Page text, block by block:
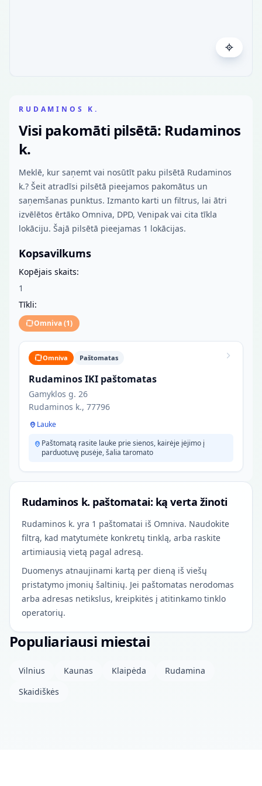
RUDAMINOS K.
Visi pakomāti pilsētā: Rudaminos
k.
Meklē, kur saņemt vai nosūtīt paku pilsētā Rudaminos
k.? Šeit atradīsi pilsētā pieejamos pakomātus un
saņemšanas punktus. Izmanto karti un filtrus, lai ātri
izvēlētos ērtāko Omniva, DPD, Venipak vai cita tīkla
lokāciju. Šajā pilsētā pieejamas 1 lokācijas.
Kopsavilkums
Kopējais skaits:
1
Tīkli:
Omniva(1)
Omniva Paštomatas
Rudaminos IKI paštomatas
Gamyklos g. 26
Rudaminos k., 77796
Lauke
Paštomatą rasite lauke prie sienos, kairėje įėjimo į
parduotuvę pusėje, šalia taromato
Rudaminos k. paštomatai: ką verta žinoti
Rudaminos k. yra 1 paštomatai iš Omniva. Naudokite
filtrą, kad matytumėte konkretų tinklą, arba raskite
artimiausią vietą pagal adresą.
Duomenys atnaujinami kartą per dieną iš viešų
pristatymo įmonių šaltinių. Jei paštomatas nerodomas
arba adresas netikslus, kreipkitės į atitinkamo tinklo
operatorių.
Populiariausi miestai
Vilnius Kaunas Klaipėda
Rudamina
Skaidiškės